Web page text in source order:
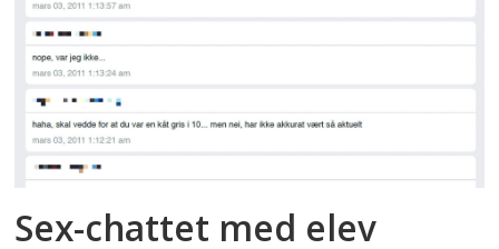
Sex-chattet med elev